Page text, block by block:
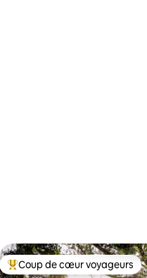
Coups de cœur voyageurs les
Coup de cœur voyageurs